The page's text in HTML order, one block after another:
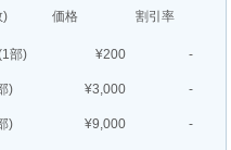
) 価格 割引率
部) ¥200 -
) ¥3,000 -
) ¥9,000 -